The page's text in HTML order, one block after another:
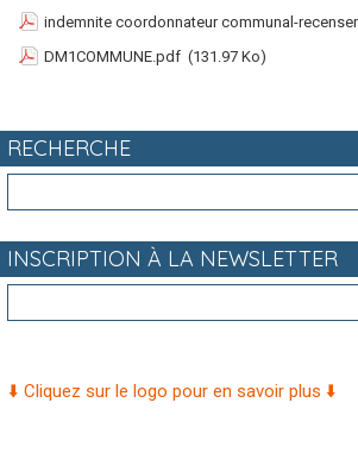
indemnite coordonnateur communal-
DM1COMMUNE.pdf (131.97 Ko)
RECHERCHE
INSCRIPTION À LA NEWSLETTER
⬇️ Cliquez sur le logo pour en savoir plus ⬇️